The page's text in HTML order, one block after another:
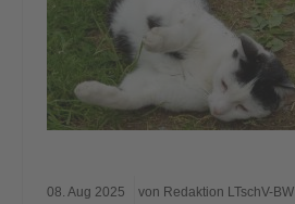
08. Aug 2025 von Redaktion LTschV-BW